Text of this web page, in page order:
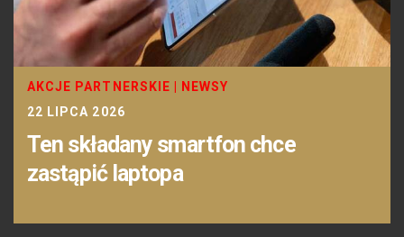
AKCJE PARTNERSKIE
NEWSY
22 LIPCA 2026
Ten składany smartfon chce
zastąpić laptopa